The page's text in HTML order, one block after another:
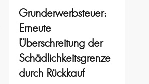
Grunderwerbsteuer:
Erneute
Überschreitung der
Schädlichkeitsgrenze
durch Rückkauf